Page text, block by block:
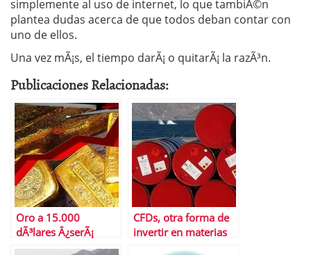
simplemente al uso de internet, lo que tambiÃ©n
plantea dudas acerca de que todos deban contar con
uno de ellos.
Una vez mÃ¡s, el tiempo darÃ¡ o quitarÃ¡ la razÃ³n.
Publicaciones Relacionadas:
Oro a 15.000
dÃ³lares Â¿serÃ¡
posible?
CFDs, otra forma de
invertir en materias